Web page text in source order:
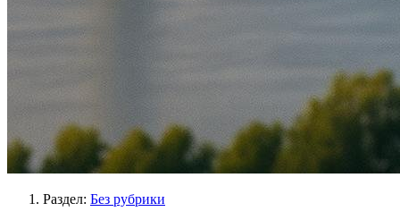
Раздел: Без рубрики